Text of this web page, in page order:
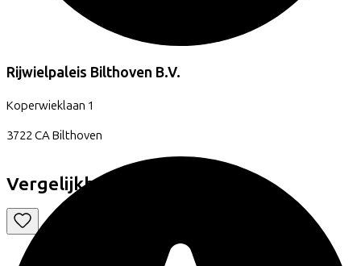
Rijwielpaleis Bilthoven B.V.
Koperwieklaan 1
3722 CABilthoven
Vergelijkbare fietsen